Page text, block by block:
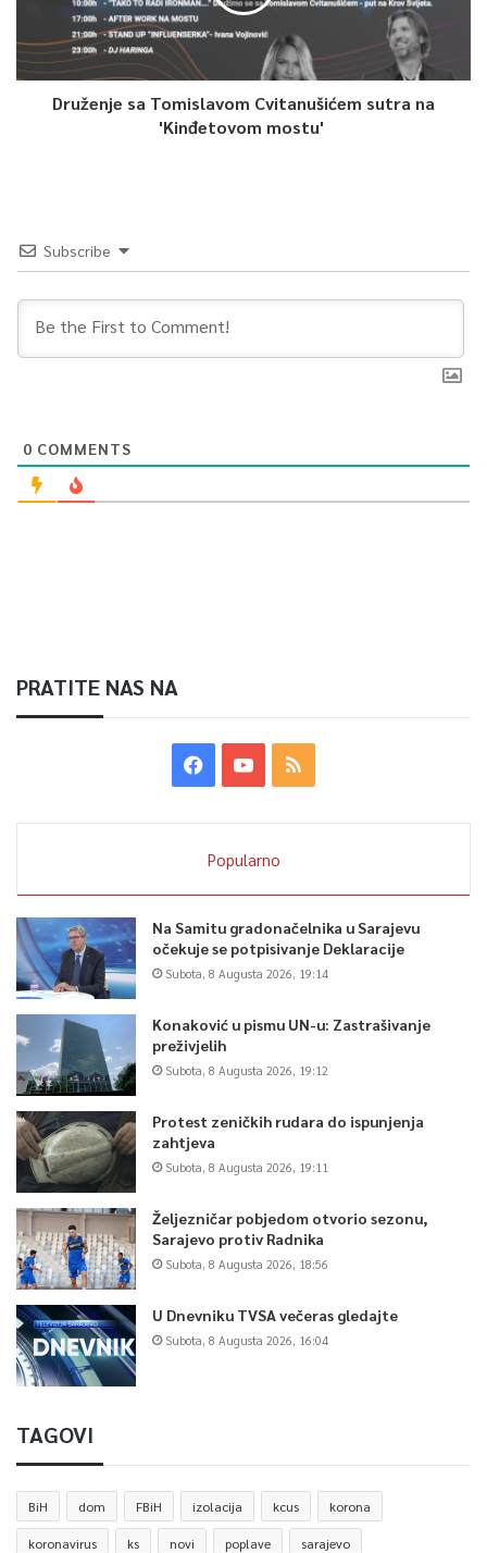
Druženje sa Tomislavom Cvitanušićem sutra na
'Kinđetovom mostu'
Subscribe
0 COMMENTS
PRATITE NAS NA
Popularno
Na Samitu gradonačelnika u Sarajevu
očekuje se potpisivanje Deklaracije
Subota, 8 Augusta 2026, 19:14
Konaković u pismu UN-u: Zastrašivanje
preživjelih
Subota, 8 Augusta 2026, 19:12
Protest zeničkih rudara do ispunjenja
zahtjeva
Subota, 8 Augusta 2026, 19:11
Željezničar pobjedom otvorio sezonu,
Sarajevo protiv Radnika
Subota, 8 Augusta 2026, 18:56
U Dnevniku TVSA večeras gledajte
Subota, 8 Augusta 2026, 16:04
TAGOVI
BiH dom FBiH izolacija kcus korona
koronavirus ks novi poplave sarajevo